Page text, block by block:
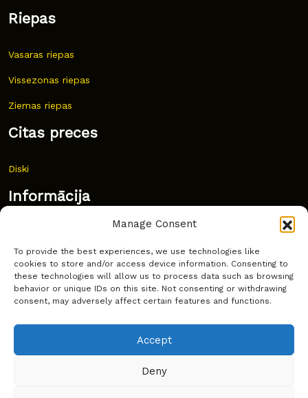
Manage Consent
To provide the best experiences, we use technologies like
cookies to store and/or access device information. Consenting to
these technologies will allow us to process data such as browsing
behavior or unique IDs on this site. Not consenting or withdrawing
consent, may adversely affect certain features and functions.
Accept
Deny
Riepas
Vasaras riepas
Vissezonas riepas
Ziemas riepas
Citas preces
Diski
Informācija
Bieži uzdoti jautājumi
Kur pirkt?
Sīkdatņu politika